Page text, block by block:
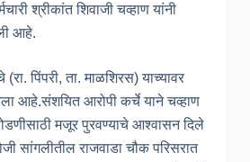
श्रीकांत शिवाजी चव्हाण यांनी
आहे.
(रा. पिंपरी, ता. माळशिरस) याच्यावर
आहे.संशयित आरोपी कर्चे याने चव्हाण
मजूर पुरवण्याचे आश्वासन दिले
सांगलीतील राजवाडा चौक परिसरात